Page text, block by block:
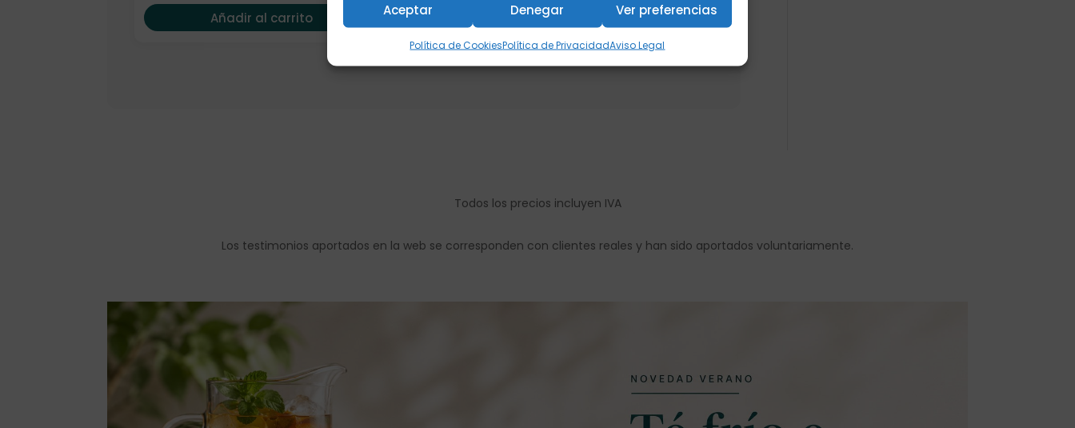
Aceptar Denegar Ver preferencias
Política de CookiesPolítica de PrivacidadAviso Legal
Añadir al carrito
Todos los precios incluyen IVA
Los testimonios aportados en la web se corresponden con clientes reales y han sido aportados voluntariamente.